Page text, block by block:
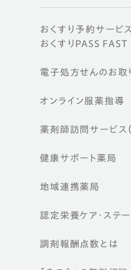
おくすり予約サービス
おくすりPASS FAST
電子処方せんのお取
オンライン服薬指導
薬剤師訪問サービス
健康サポート薬局
地域連携薬局
認定栄養ケア・ ステ
調剤報酬点数とは